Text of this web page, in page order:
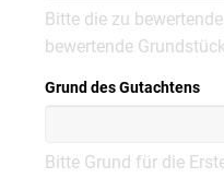
Bitte die zu
bewertende
Grund des Gutachtens
Bitte Grund für die